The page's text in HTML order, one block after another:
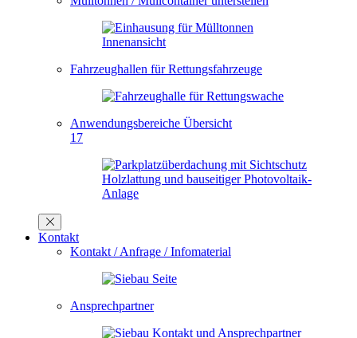
Fahrzeughallen für Rettungsfahrzeuge
Anwendungsbereiche Übersicht
17
Kontakt
Kontakt / Anfrage / Infomaterial
Ansprechpartner